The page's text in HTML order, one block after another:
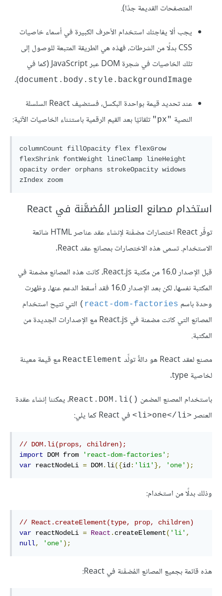
المتصفحات القديمة جدًا).
يجب ألا يفاجئك استخدام الأحرف الكبيرة في أسماء خاصيات
CSS بدلًا من الشرطات، فهذه هي الطريقة المتبعة للوصول إلى
تلك الخاصيات في شجرة DOM عبر JavaScript (كما في
document.body.style.backgroundImage
).
عند تحديد قيمة بواحدة البكسل، فستضيف React السلسلة
النصية "px" تلقائيًا بعد القيم الرقمية باستثناء الخاصيات الآتية:
columnCount fillOpacity flex flexGrow
flexShrink fontWeight lineClamp lineHeight
opacity order orphans strokeOpacity widows
استخدام مصانع العناصر المُضمَّنة في React
توفِّر React اختصارات مضمَّنة لإنشاء عقد عناصر HTML شائعة
الاستخدام. تسمى هذه الاختصارات بمصانع عقد React.
قبل الإصدار 16.0 من مكتبة React.js، كانت هذه المصانع مضمنة في
المكتبة نفسها، لكن بعد الإصدار 16.0 فقد أسقط الدعم عنها، وظهرت
وحدة باسم react-dom-factories
) التي تتيح استخدام
المصانع التي كانت مضمنة في React.js مع الإصدارات الجديدة من
المكتبة.
مصنع لعقد React هو دالةٌ تولِّد
ReactElement مع قيمة معينة
لخاصية type.
باستخدام المصنع المضمن React.DOM.li()‎، يمكننا إنشاء عقدة
العنصر <li>one</li> في React كما يلي:
// DOM.li(props, children);
import DOM from 'react-dom-factories' ;
var reactNodeLi = DOM. li({id : 'li1' }, 'one' );
وذلك بدلًا من استخدام:
// React.createElement(type, prop, children)
var reactNodeLi = React . createElement( 'li' ,
null, 'one' );
هذه قائمة بجميع المصانع المُضمَّنة في React: